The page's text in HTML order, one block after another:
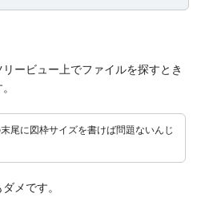
ービュー上でファイルを探すとき
尾に図枠サイズを書けば問題ないんじ
メです。